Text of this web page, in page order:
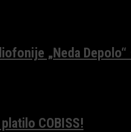
„Neda
COBISS!